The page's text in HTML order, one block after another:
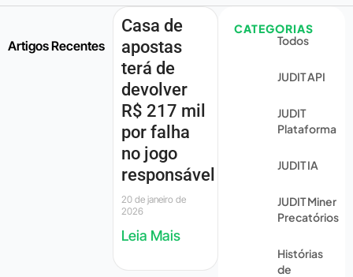
Artigos Recentes
Casa de
apostas
terá de
devolver
R$ 217 mil
por falha
no jogo
responsável
20 de janeiro de
2026
Leia Mais
CATEGORIAS
Todos
JUDIT API
JUDIT
Plataforma
JUDIT IA
JUDIT Miner
Precatórios
Histórias
de